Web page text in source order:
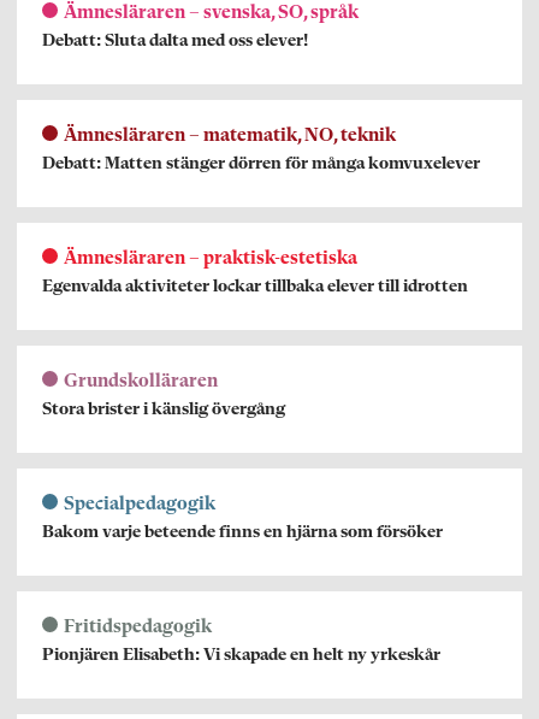
Ämnesläraren – svenska, SO, språk
Debatt: Sluta dalta med oss elever!
Ämnesläraren – matematik, NO, teknik
Debatt: Matten stänger dörren för många komvuxelever
Ämnesläraren – praktisk-estetiska
Egenvalda aktiviteter lockar tillbaka elever till idrotten
Grundskolläraren
Stora brister i känslig övergång
Specialpedagogik
Bakom varje beteende finns en hjärna som försöker
Fritidspedagogik
Pionjären Elisabeth: Vi skapade en helt ny yrkeskår